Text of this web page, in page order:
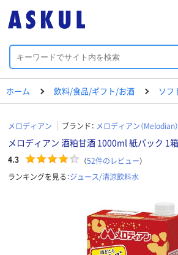
ホーム 飲料/食品/ギフト/お酒 ソフ
メロディアン ブランド： メロディアン（Melodian）
メロディアン 酒粕甘酒 1000ml 紙パック 1箱
4.3 （52件のレビュー）
ランキングを見る：ジュース/清涼飲料水